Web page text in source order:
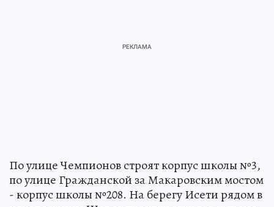
По улице Чемпионов строят корпус школы №3,
по улице Гражданской за Макаровским мостом
- корпус школы №208. На берегу Исети рядом в